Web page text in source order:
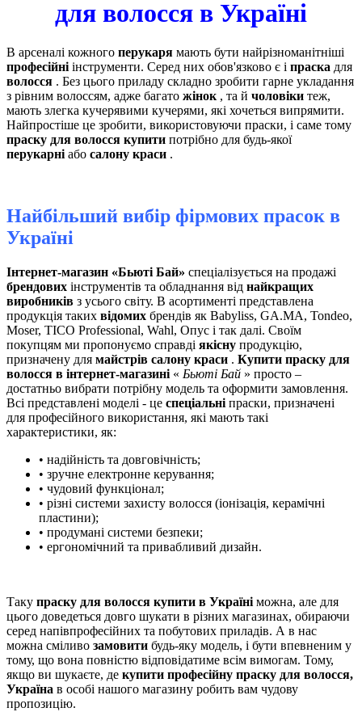
для волосся в Україні
В арсеналі кожного перукаря мають бути найрізноманітніші
професійніінструменти. Серед них обов'язково є і праска для
волосся . Без цього приладу складно зробити гарне укладання
з рівним волоссям, адже багато жінок, та й чоловіки теж,
мають злегка кучерявими кучерями, які хочеться випрямити.
Найпростіше це зробити, використовуючи праски, і саме тому
праску для волосся купити потрібно для будь-якої
перукарніабо салону краси .
Найбільший вибір фірмових прасок в
Україні
Інтернет-магазин «Бьюті Бай» спеціалізується на продажі
брендових інструментів та обладнання від найкращих
виробників з усього світу. В асортименті представлена ​​
продукція таких відомих брендів як Babyliss, GA.MA, Tondeo,
Moser, TICO Professional, Wahl, Опус і так далі. Своїм
покупцям ми пропонуємо справді якісну продукцію,
призначену для майстрів салону краси . Купити праску для
волосся в інтернет-магазині « Бьюті Бай » просто –
достатньо вибрати потрібну модель та оформити замовлення.
Всі представлені моделі - це спеціальні праски, призначені
для професійного використання, які мають такі
характеристики, як:
• надійність та довговічність;
• зручне електронне керування;
• чудовий функціонал;
• різні системи захисту волосся (іонізація, керамічні
пластини);
• продумані системи безпеки;
• ергономічний та привабливий дизайн.
Таку праску для волосся купити в Україні можна, але для
цього доведеться довго шукати в різних магазинах, обираючи
серед напівпрофесійних та побутових приладів. А в нас
можна сміливо замовити будь-яку модель, і бути впевненим у
тому, що вона повністю відповідатиме всім вимогам. Тому,
якщо ви шукаєте, де купити професійну праску для волосся,
Україна в особі нашого магазину робить вам чудову
пропозицію.